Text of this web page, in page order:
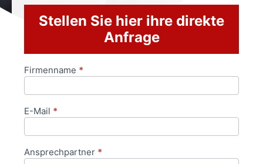
Stellen Sie hier ihre direkte
Anfrage
Anfrageformular
Firmenname *
E-Mail *
Ansprechpartner *